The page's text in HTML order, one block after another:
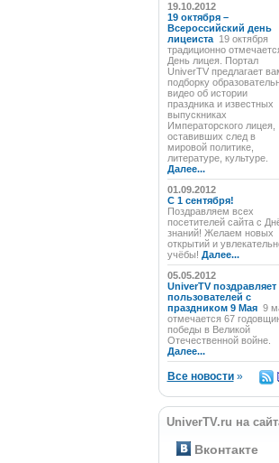
19.10.2012
19 октября –
Всероссийский день
лицеиста 19 октября
традиционно
День лицея. Портал
UniverTV предлагает
подборку
видео об истории
праздника и известных
выпускниках
Императорского лицея,
оставивших след в
мировой политике,
литературе, культуре.
Далее...
01.09.2012
C 1 сентября!
Поздравляем всех
посетителей сайта с
знаний! Желаем новых
открытий и
учёбы! Далее...
05.05.2012
UniverTV поздравляет
пользователей с
праздником 9 Мая 9
отмечается 67
победы в Великой
Отечественной войне.
Далее...
Все новости»
UniverTV.ru на
Вконтакте